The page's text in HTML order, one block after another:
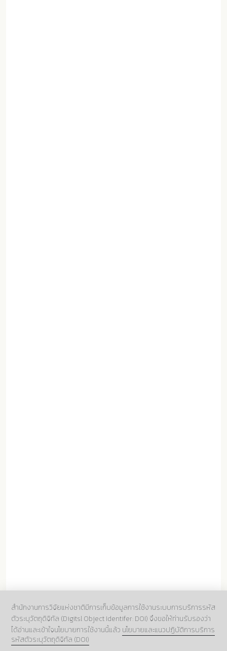
สำนักงานการวิจัยแห่งชาติมีการเก็บข้อมูลการใช้งานระบบการบริการรหัส
ตัวระบุวัตถุดิจิทัล (Digitsl Object Identifer: DOI) จึงขอให้ท่านรับรองว่า
ได้อ่านและเข้าใจนโยบายการใช้งานนี้แล้ว นโยบายและแนวปฏิบัติการบริการ
รหัสตัวระบุวัตถุดิจิทัล (DOI)